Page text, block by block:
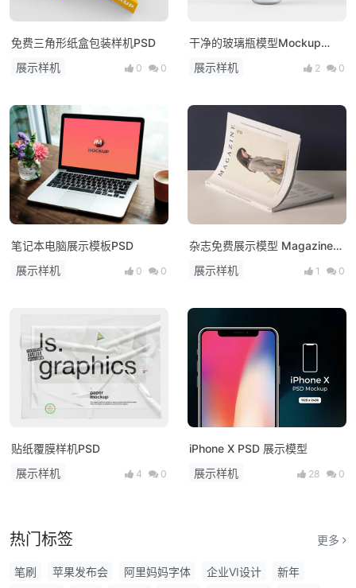
免费三角形纸盒包装样机PSD
展示样机
0 0
干净的玻璃瓶模型Mockup
展示样机 2 0
笔记本电脑展示模板PSD
展示样机
0 0
杂志免费展示模型 Magazine
Mockup
展示样机 1 0
贴纸覆膜样机PSD
展示样机
4 0
iPhone X PSD 展示模型
展示样机
28 0
热门标签 更多
笔刷 苹果发布会 阿里妈妈字体 企业VI设计
新年